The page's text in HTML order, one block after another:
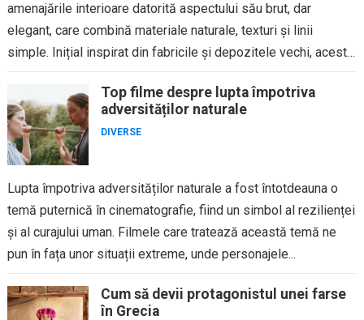
amenajările interioare datorită aspectului său brut, dar
elegant, care combină materiale naturale, texturi și linii
simple. Inițial inspirat din fabricile și depozitele vechi, acest
Top filme despre lupta împotriva
adversităților naturale
DIVERSE
Lupta împotriva adversităților naturale a fost întotdeauna o
temă puternică în cinematografie, fiind un simbol al rezilienței
și al curajului uman. Filmele care tratează această temă ne
pun în fața unor situații extreme, unde personajele...
Cum să devii protagonistul unei farse
în Grecia